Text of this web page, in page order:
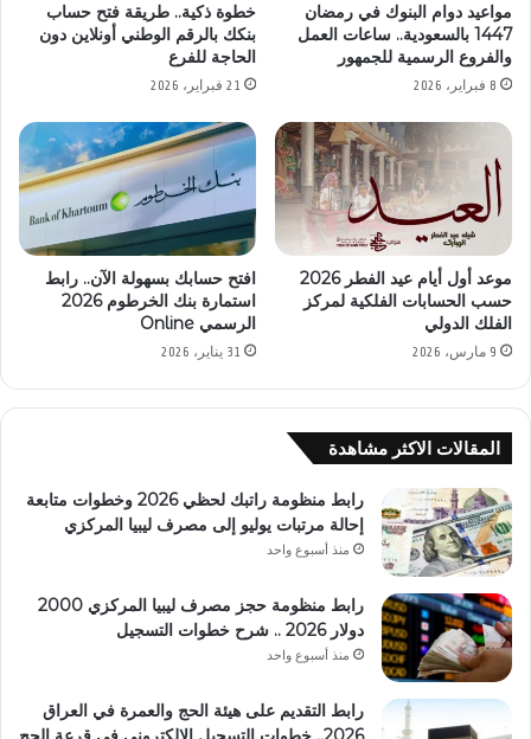
مواعيد دوام البنوك في رمضان
1447 بالسعودية.. ساعات العمل
والفروع الرسمية للجمهور
8 فبراير، 2026
خطوة ذكية.. طريقة فتح حساب
بنكك بالرقم الوطني أونلاين دون
الحاجة للفرع
21 فبراير، 2026
موعد أول أيام عيد الفطر 2026
حسب الحسابات الفلكية لمركز
الفلك الدولي
9 مارس، 2026
افتح حسابك بسهولة الآن.. رابط
استمارة بنك الخرطوم 2026
الرسمي Online
31 يناير، 2026
المقالات الاكثر مشاهدة
رابط منظومة راتبك لحظي 2026 وخطوات متابعة
إحالة مرتبات يوليو إلى مصرف ليبيا المركزي
منذ أسبوع واحد
رابط منظومة حجز مصرف ليبيا المركزي 2000
دولار 2026 .. شرح خطوات التسجيل
منذ أسبوع واحد
رابط التقديم على هيئة الحج والعمرة في العراق